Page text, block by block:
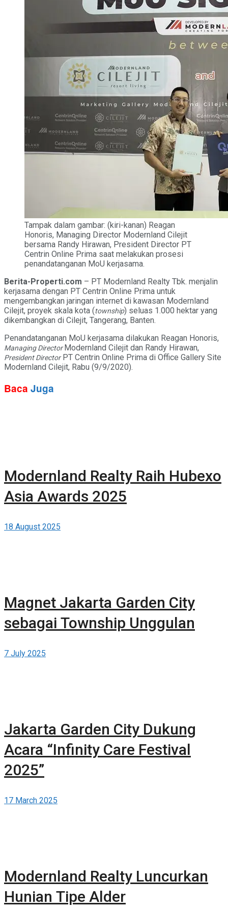
Tampak dalam gambar: (kiri-kanan) Reagan
Honoris, Managing Director Modernland Cilejit
bersama Randy Hirawan, President Director PT
Centrin Online Prima saat melakukan prosesi
penandatanganan MoU kerjasama.
Berita-Properti.com – PT Modernland Realty Tbk. menjalin
kerjasama dengan PT Centrin Online Prima untuk
mengembangkan jaringan internet di kawasan Modernland
Cilejit, proyek skala kota (township) seluas 1.000 hektar yang
dikembangkan di Cilejit, Tangerang, Banten.
Penandatanganan MoU kerjasama dilakukan Reagan Honoris,
Managing Director Modernland Cilejit dan Randy Hirawan,
President DirectorPT Centrin Online Prima di Office Gallery Site
Modernland Cilejit, Rabu (9/9/2020).
Baca Juga
Modernland Realty Raih Hubexo
Asia Awards 2025
18 August 2025
Magnet Jakarta Garden City
sebagai Township Unggulan
7 July 2025
Jakarta Garden City Dukung
Acara “Infinity Care Festival
2025”
17 March 2025
Modernland Realty Luncurkan
Hunian Tipe Alder